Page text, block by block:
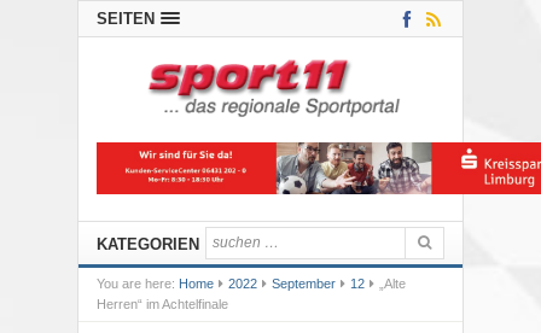
SEITEN
KATEGORIEN
You are here: Home 2022 September 12
„Alte
Herren“ im Achtelfinale